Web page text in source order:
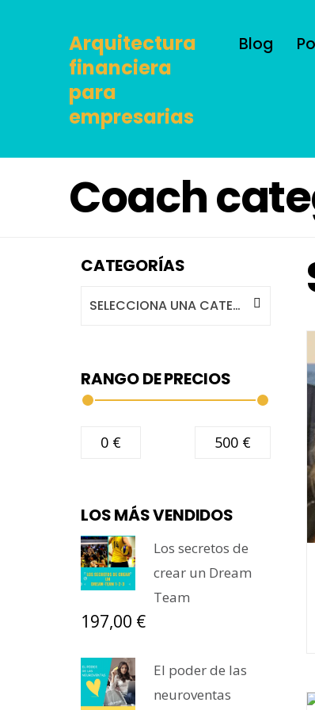
Arquitectura
financiera
para
empresarias
Blog
Coach
CATEGORÍAS
SELECCIONA UNA CATEGORÍA
RANGO DE PRECIOS
0 € 500 €
LOS MÁS VENDIDOS
Los secretos de
crear un Dream
Team
El
original
era:
197,00 €El
actual
es:
El poder de las
neuroventas